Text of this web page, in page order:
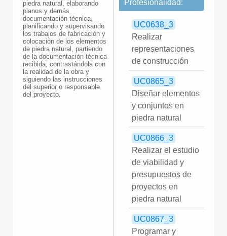
piedra natural, elaborando
planos y demás
documentación técnica,
planificando y supervisando
los trabajos de fabricación y
colocación de los elementos
de piedra natural, partiendo
de la documentación técnica
recibida, contrastándola con
la realidad de la obra y
siguiendo las instrucciones
del superior o responsable
del proyecto.
Profesionalidad:
UC0638_3
Realizar
representaciones
de construcción
UC0865_3
Diseñar elementos
y conjuntos en
piedra natural
UC0866_3
Realizar el estudio
de viabilidad y
presupuestos de
proyectos en
piedra natural
UC0867_3
Programar y